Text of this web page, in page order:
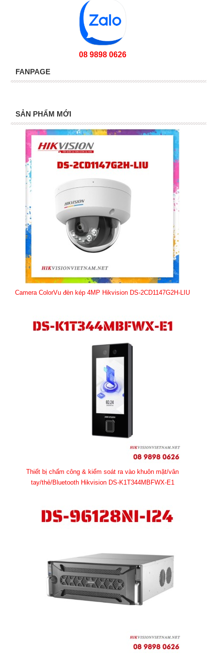
08 9898 0626
FANPAGE
SẢN PHẨM MỚI
Camera ColorVu đèn kép 4MP Hikvision DS-2CD1147G2H-LIU
Thiết bị chấm công & kiểm soát ra vào khuôn mặt/vân
tay/thẻ/Bluetooth Hikvision DS-K1T344MBFWX-E1